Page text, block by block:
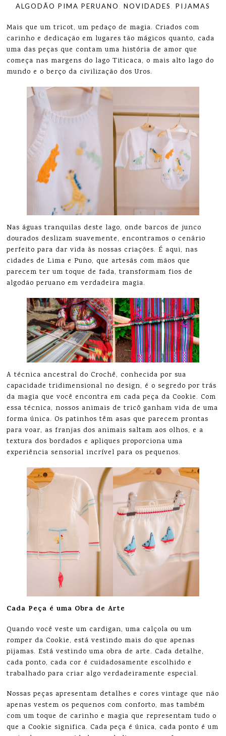
ALGODÃO PIMA PERUANO , NOVIDADES , PIJAMAS
Mais que um tricot, um pedaço de magia. Criados com
carinho e dedicação em lugares tão mágicos quanto, cada
uma das peças que contam uma história de amor que
começa nas margens do lago Titicaca, o mais alto lago do
mundo e o berço da civilização dos Uros.
Nas águas tranquilas deste lago, onde barcos de junco
dourados deslizam suavemente, encontramos o cenário
perfeito para dar vida às nossas criações. É aqui, nas
cidades de Lima e Puno, que artesãs com mãos que
parecem ter um toque de fada, transformam fios de
algodão peruano em verdadeira magia.
A técnica ancestral do Crochê, conhecida por sua
capacidade tridimensional no design, é o segredo por trás
da magia que você encontra em cada peça da Cookie. Com
essa técnica, nossos animais de tricô ganham vida de uma
forma única. Os patinhos têm asas que parecem prontas
para voar, as franjas dos animais saltam aos olhos, e a
textura dos bordados e apliques proporciona uma
experiência sensorial incrível para os pequenos.
Cada Peça é uma Obra de Arte
Quando você veste um cardigan, uma calçola ou um
romper da Cookie, está vestindo mais do que apenas
pijamas. Está vestindo uma obra de arte. Cada detalhe,
cada ponto, cada cor é cuidadosamente escolhido e
trabalhado para criar algo verdadeiramente especial.
Nossas peças apresentam detalhes e cores vintage que não
apenas vestem os pequenos com conforto, mas também
com um toque de carinho e magia que representam tudo o
que a Cookie significa. Cada peça é única, cada ponto é um